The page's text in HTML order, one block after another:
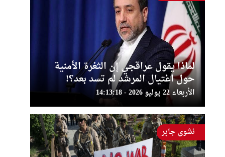
لماذا يقول عراقجي إن الثغرة الأمنية
حول اغتيال المرشد لم تسد بعد؟!
الأربعاء 22 يوليو 2026 - 14:13:18
نشوى جابر